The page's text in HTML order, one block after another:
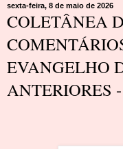
sexta-feira, 8 de maio de 2026
COLETÂNEA
EVANGELHO
ANTERIORES